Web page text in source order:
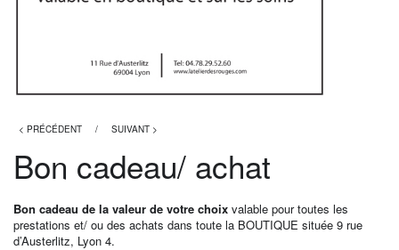
< PRÉCÉDENT / SUIVANT >
Bon cadeau/ achat
Bon cadeau de la valeur de votre choix valable pour toutes les
prestations et/ ou des achats dans toute la BOUTIQUE située 9 rue
d’Austerlitz, Lyon 4.